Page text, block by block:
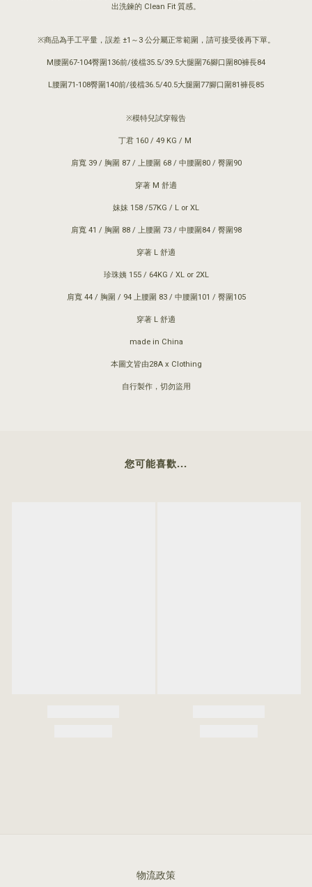
出洗鍊的 Clean Fit 質感。
※商品為手工平量，誤差 ±1～3 公分屬正常範圍，請可接受後再下單。
M腰圍67-104臀圍136前/後檔35.5/39.5大腿圍76腳口圍80褲長84
L腰圍71-108臀圍140前/後檔36.5/40.5大腿圍77腳口圍81褲長85
※模特兒試穿報告
丁君 160 / 49 KG / M
肩寬 39 / 胸圍 87 / 上腰圍 68 / 中腰圍80 / 臀圍90
穿著 M 舒適
妹妹 158 /57KG / L or XL
肩寬 41 / 胸圍 88 / 上腰圍 73 / 中腰圍84 / 臀圍98
穿著 L 舒適
珍珠姨 155 / 64KG / XL or 2XL
肩寬 44 / 胸圍 / 94 上腰圍 83 / 中腰圍101 / 臀圍105
穿著 L 舒適
made in China
本圖文皆由28A x Clothing
自行製作，切勿盜用
您可能喜歡...
物流政策